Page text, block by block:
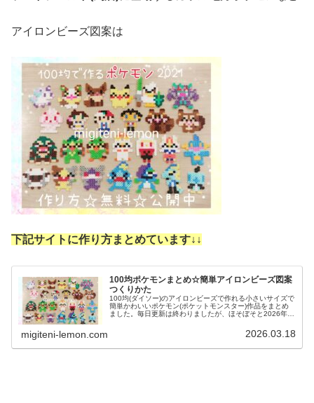
アイロンビーズ図案は
下記サイトに作り方まとめています↓ ↓
100均ポケモンまとめ☆簡単アイロンビーズ図案
つくりかた
100均(ダイソー)のアイロンビーズで作れる小さいサイズで
簡単かわいいポケモン(ポケットモンスター)作品をまとめ
ました。毎日更新は終わりましたが、ほそぼそと2026年も
migiteni-lemon.com 2026.03.18